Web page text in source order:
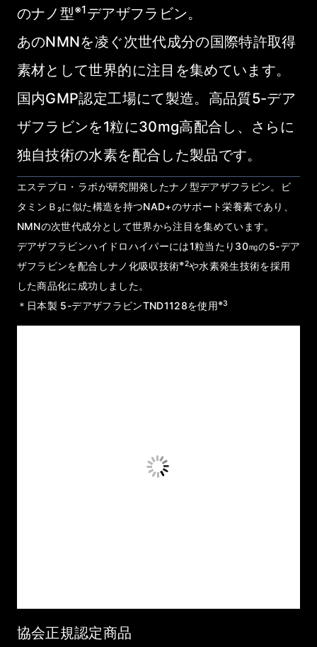
のナノ型※1デアザフラビン。
あのNMNを凌ぐ次世代成分の国際特許取得
素材として世界的に注目を集めています。
国内GMP認定工場にて製造。高品質5-デア
ザフラビンを1粒に30mg高配合し、さらに
独自技術の水素を配合した製品です。
エステプロ・ラボが研究開発したナノ型デアザフラビン。ビ
タミンＢ₂に似た構造を持つNAD+のサポート栄養素であり、
NMNの次世代成分として世界から注目を集めています。
デアザフラビンハイドロハイパーには1粒当たり30㎎の5-デア
ザフラビンを配合しナノ化吸収技術※2や水素発生技術を採用
した商品化に成功しました。
＊日本製 5-デアザフラビンTND1128を使用※3
協会正規認定商品